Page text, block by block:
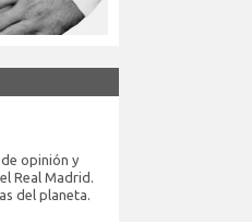
opinión y
Real Madrid.
del planeta.